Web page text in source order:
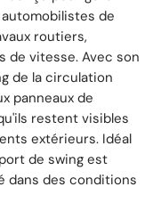
de
routiers,
vitesse. Avec son
de la circulation
panneaux de
restent visibles
extérieurs. Idéal
de swing est
dans des conditions